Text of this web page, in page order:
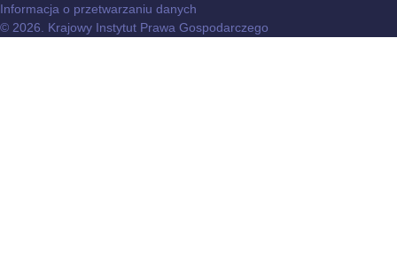
Informacja o przetwarzaniu danych
© 2026. Krajowy Instytut Prawa Gospodarczego